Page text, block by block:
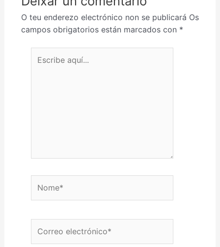
O teu enderezo electrónico non se publicará Os
campos obrigatorios están marcados con *